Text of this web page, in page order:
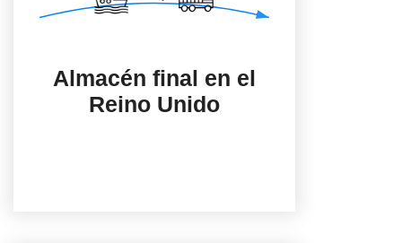
Almacén final en el
Reino Unido